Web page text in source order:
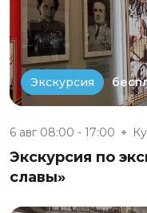
Экскурсия
6 авг 08:00 - 17:00
Экскурсия по
славы»